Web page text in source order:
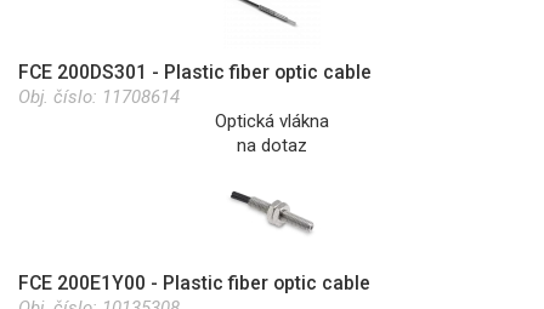
FCE 200DS301 - Plastic fiber optic cable
Obj. číslo: 11708614
Optická vlákna
na dotaz
FCE 200E1Y00 - Plastic fiber optic cable